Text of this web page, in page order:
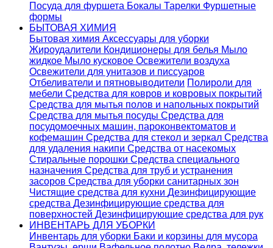
Посуда для фуршета Бокалы Тарелки Фуршетные
формы
БЫТОВАЯ ХИМИЯ
Бытовая химия Аксессуары для уборки
Жироудалители Кондиционеры для белья Мыло
жидкое Мыло кусковое Освежители воздуха
Освежители для унитазов и писсуаров
Отбеливатели и пятновыводители Полироли для
мебели Средства для ковров и ковровых покрытий
Средства для мытья полов и напольных покрытий
Средства для мытья посуды Средства для
посудомоечных машин, пароконвектоматов и
кофемашин Средства для стекол и зеркал Средства
для удаления накипи Средства от насекомых
Стиральные порошки Cредства специального
назначения Средства для труб и устранения
засоров Средства для уборки санитарных зон
Чистящие средства для кухни Дезинфицирующие
средства Дезинфицирующие средства для
поверхностей Дезинфицирующие средства для рук
ИНВЕНТАРЬ ДЛЯ УБОРКИ
Инвентарь для уборки Баки и корзины для мусора